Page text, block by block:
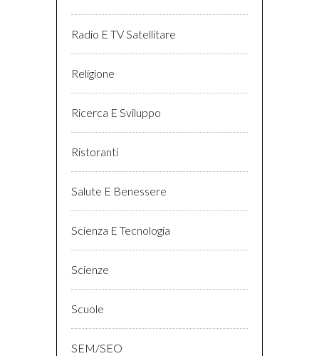
Radio E TV Satellitare
Religione
Ricerca E Sviluppo
Ristoranti
Salute E Benessere
Scienza E Tecnologia
Scienze
Scuole
SEM/SEO